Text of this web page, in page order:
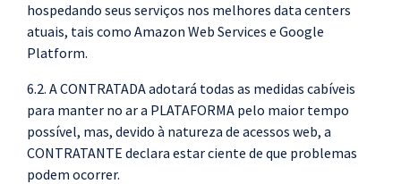
hospedando seus serviços nos melhores data centers
atuais, tais como Amazon Web Services e Google
Platform.
6.2. A CONTRATADA adotará todas as medidas cabíveis
para manter no ar a PLATAFORMA pelo maior tempo
possível, mas, devido à natureza de acessos web, a
CONTRATANTE declara estar ciente de que problemas
podem ocorrer.